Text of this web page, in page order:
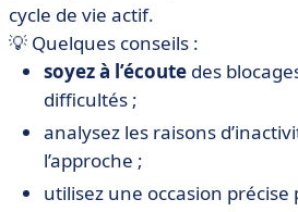
cycle de vie actif.
💡 Quelques conseils :
soyez à l’écoute des
difficultés ;
analysez les raisons
l’approche ;
utilisez une occasion précise